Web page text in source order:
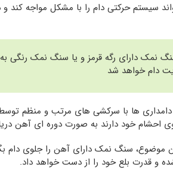
سیستم حرکتی دام را با مشکل مواجه کند و
نمک دارای رگه قرمز و یا سنگ نمک رنگی
دام خواهد شد
دامداری ها با سرکشی های مرتب و منظم
احشام خود دارند به صورت دوره ای آهن
موضوع، سنگ نمک دارای آهن را جلوی دام
و قدرت بلع خود را از دست خواهد داد.